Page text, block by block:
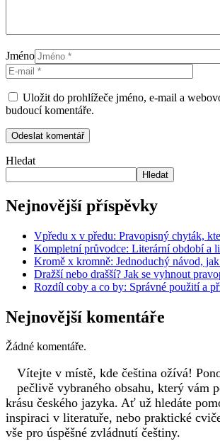
Jméno
Uložit do prohlížeče jméno, e-mail a
budoucí komentáře.
Hledat
Hledat
Nejnovější příspěvky
Vpředu x v předu: Pravopisný chyták,
Kompletní průvodce: Literární období a
Kromě x kromně: Jednoduchý návod,
Dražší nebo drašší? Jak se vyhnout
Rozdíl coby a co by: Správné použití a
Nejnovější komentáře
Žádné komentáře.
Vítejte v místě, kde čeština ožívá!
pečlivě vybraného obsahu, který vám
krásu českého jazyka. Ať už hledáte
inspiraci v literatuře, nebo praktické
vše pro úspěšné zvládnutí češtiny.